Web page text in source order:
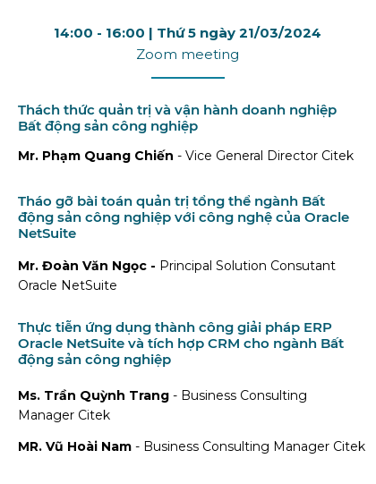
14:00 - 16:00 | Thứ 5 ngày 21/03/2024
Zoom meeting
Tháo gỡ bài toán quản trị tổng thể ngành Bất
động sản công nghiệp với công nghệ của Oracle
NetSuite
Mr. Đoàn Văn Ngọc - Principal Solution Consutant
Oracle NetSuite
Thách thức quản trị và vận hành doanh nghiệp
Bất động sản công nghiệp
Mr. Phạm Quang Chiến - Vice General Director Citek
MR. Vũ Hoài Nam - Business Consulting Manager Citek
Thực tiễn ứng dụng thành công giải pháp ERP
Oracle NetSuite và tích hợp CRM cho ngành Bất
động sản công nghiệp
Ms. Trần Quỳnh Trang - Business Consulting
Manager Citek